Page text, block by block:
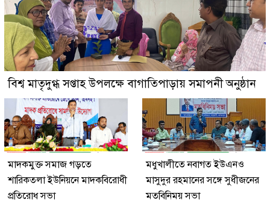
বিশ্ব মাতৃদুগ্ধ সপ্তাহ উপলক্ষে বাগাতিপাড়ায় সমাপনী অনুষ্ঠান
মাদকমুক্ত সমাজ গড়তে
শারিকতলা ইউনিয়নে মাদকবিরোধী
প্রতিরোধ সভা
মধুখালীতে নবাগত ইউএনও
মাসুদুর রহমানের সঙ্গে সুধীজনের
মতবিনিময় সভা